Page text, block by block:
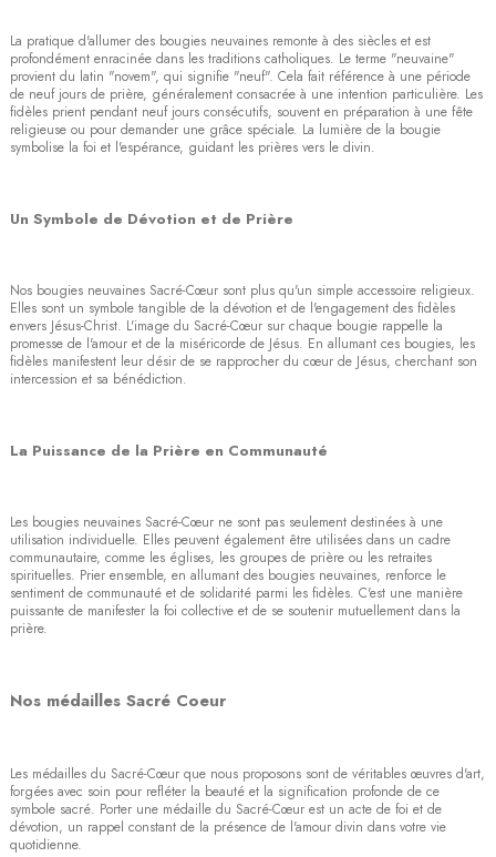
La pratique d'allumer des bougies neuvaines remonte à des siècles et est
profondément enracinée dans les traditions catholiques. Le terme "neuvaine"
provient du latin "novem", qui signifie "neuf". Cela fait référence à une période
de neuf jours de prière, généralement consacrée à une intention particulière. Les
fidèles prient pendant neuf jours consécutifs, souvent en préparation à une fête
religieuse ou pour demander une grâce spéciale. La lumière de la bougie
symbolise la foi et l'espérance, guidant les prières vers le divin.
Un Symbole de Dévotion et de Prière
Nos bougies neuvaines Sacré-Cœur sont plus qu'un simple accessoire religieux.
Elles sont un symbole tangible de la dévotion et de l'engagement des fidèles
envers Jésus-Christ. L'image du Sacré-Cœur sur chaque bougie rappelle la
promesse de l'amour et de la miséricorde de Jésus. En allumant ces bougies, les
fidèles manifestent leur désir de se rapprocher du cœur de Jésus, cherchant son
intercession et sa bénédiction.
La Puissance de la Prière en Communauté
Les bougies neuvaines Sacré-Cœur ne sont pas seulement destinées à une
utilisation individuelle. Elles peuvent également être utilisées dans un cadre
communautaire, comme les églises, les groupes de prière ou les retraites
spirituelles. Prier ensemble, en allumant des bougies neuvaines, renforce le
sentiment de communauté et de solidarité parmi les fidèles. C'est une manière
puissante de manifester la foi collective et de se soutenir mutuellement dans la
prière.
Nos médailles Sacré Coeur
Les médailles du Sacré-Cœur que nous proposons sont de véritables œuvres d'art,
forgées avec soin pour refléter la beauté et la signification profonde de ce
symbole sacré. Porter une médaille du Sacré-Cœur est un acte de foi et de
dévotion, un rappel constant de la présence de l'amour divin dans votre vie
quotidienne.